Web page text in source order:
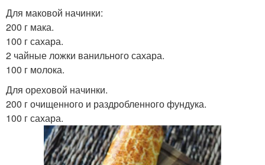
Для маковой начинки:
200 г мака.
100 г сахара.
2 чайные ложки ванильного сахара.
100 г молока.
Для ореховой начинки.
200 г очищенного и раздробленного фундука.
100 г сахара.